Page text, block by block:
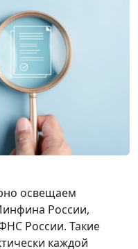
освещаем
России,
России. Такие
каждой